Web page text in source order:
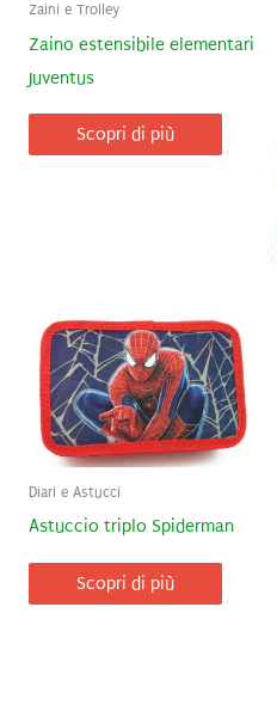
Zaini e Trolley
Zaino estensibile elementari
Juventus
Scopri di più
Diari e Astucci
Astuccio triplo Spiderman
Scopri di più